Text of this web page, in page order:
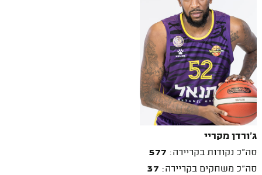
ג'ורדן מקריי
סה"כ נקודות בקריירה: 577
סה"כ משחקים בקריירה: 37